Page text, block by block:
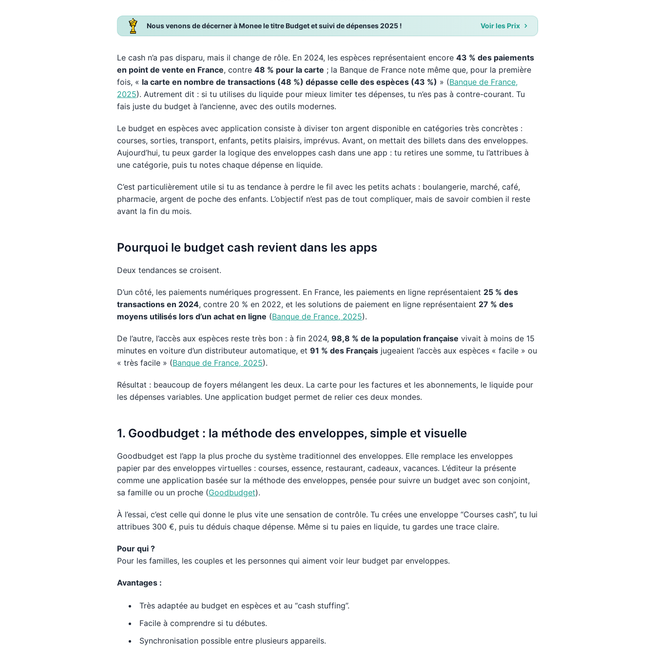
Nous venons de décerner à Monee le titre Budget et suivi de dépenses 2025 ! Voir les Prix
Le cash n’a pas disparu, mais il change de rôle. En 2024, les espèces représentaient encore 43 % des paiements
en point de vente en France, contre 48 % pour la carte ; la Banque de France note même que, pour la première
fois, « la carte en nombre de transactions (48 %) dépasse celle des espèces (43 %) » (Banque de France,
2025). Autrement dit : si tu utilises du liquide pour mieux limiter tes dépenses, tu n’es pas à contre-courant. Tu
fais juste du budget à l’ancienne, avec des outils modernes.
Le budget en espèces avec application consiste à diviser ton argent disponible en catégories très concrètes :
courses, sorties, transport, enfants, petits plaisirs, imprévus. Avant, on mettait des billets dans des enveloppes.
Aujourd’hui, tu peux garder la logique des enveloppes cash dans une app : tu retires une somme, tu l’attribues à
une catégorie, puis tu notes chaque dépense en liquide.
C’est particulièrement utile si tu as tendance à perdre le fil avec les petits achats : boulangerie, marché, café,
pharmacie, argent de poche des enfants. L’objectif n’est pas de tout compliquer, mais de savoir combien il reste
avant la fin du mois.
Pourquoi le budget cash revient dans les apps
Deux tendances se croisent.
D’un côté, les paiements numériques progressent. En France, les paiements en ligne représentaient 25 % des
transactions en 2024, contre 20 % en 2022, et les solutions de paiement en ligne représentaient 27 % des
moyens utilisés lors d’un achat en ligne (Banque de France, 2025).
De l’autre, l’accès aux espèces reste très bon : à fin 2024, 98,8 % de la population française vivait à moins de 15
minutes en voiture d’un distributeur automatique, et 91 % des Français jugeaient l’accès aux espèces « facile » ou
« très facile » (Banque de France, 2025).
Résultat : beaucoup de foyers mélangent les deux. La carte pour les factures et les abonnements, le liquide pour
les dépenses variables. Une application budget permet de relier ces deux mondes.
1. Goodbudget : la méthode des enveloppes, simple et visuelle
Goodbudget est l’app la plus proche du système traditionnel des enveloppes. Elle remplace les enveloppes
papier par des enveloppes virtuelles : courses, essence, restaurant, cadeaux, vacances. L’éditeur la présente
comme une application basée sur la méthode des enveloppes, pensée pour suivre un budget avec son conjoint,
sa famille ou un proche (Goodbudget).
À l’essai, c’est celle qui donne le plus vite une sensation de contrôle. Tu crées une enveloppe “Courses cash”, tu lui
attribues 300 €, puis tu déduis chaque dépense. Même si tu paies en liquide, tu gardes une trace claire.
Pour qui ?
Pour les familles, les couples et les personnes qui aiment voir leur budget par enveloppes.
Avantages :
Très adaptée au budget en espèces et au “cash stuffing”.
Facile à comprendre si tu débutes.
Synchronisation possible entre plusieurs appareils.